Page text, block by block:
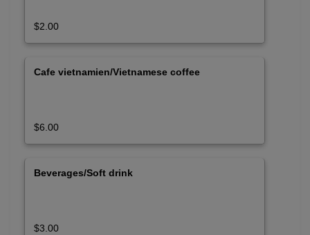
$2.00
Cafe vietnamien/Vietnamese coffee
$6.00
Beverages/Soft drink
$3.00